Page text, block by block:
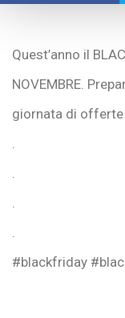
Quest’anno il
NOVEMBRE.
giornata di offerte
#blackfriday